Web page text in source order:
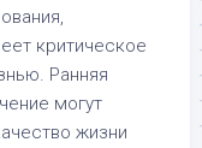
критическое
Ранняя
могут
жизни